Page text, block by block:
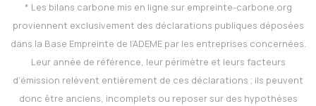
* Les bilans carbone mis en ligne sur empreinte-carbone.org
proviennent exclusivement des déclarations publiques déposées
dans la Base Empreinte de l’ADEME par les entreprises concernées.
Leur année de référence, leur périmètre et leurs facteurs
d’émission relèvent entièrement de ces déclarations ; ils peuvent
donc être anciens, incomplets ou reposer sur des hypothèses